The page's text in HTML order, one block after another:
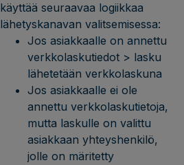
käyttää seuraavaa logiikkaa
lähetyskanavan valitsemisessa:
Jos asiakkaalle on annettu
verkkolaskutiedot > lasku
lähetetään verkkolaskuna
Jos asiakkaalle ei ole
annettu verkkolaskutietoja,
mutta laskulle on valittu
asiakkaan yhteyshenkilö,
jolle on märitetty